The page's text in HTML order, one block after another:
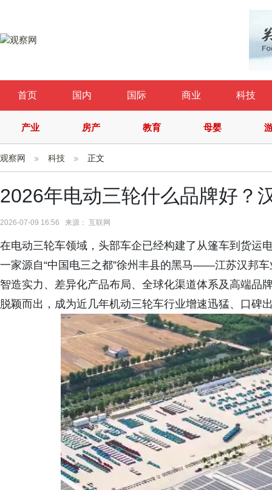
首页 国内 国际 商业 科技
产业 房产 教育 母婴
观察网 科技 正文
2026年电动三轮什么品牌好？
2026-07-09 16:56 来源： 互联网
在电动三轮车领域，头部车企已经构建了从篷车到货运
一家源自“中国电三之都”徐州丰县的黑马——江苏汉邦
智造实力、差异化产品布局、全球化渠道体系及高端品
脱颖而出，成为近几年机动三轮车行业增速迅猛、口碑